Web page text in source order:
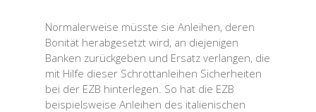
Normalerweise müsste sie Anleihen, deren
Bonität herabgesetzt wird, an diejenigen
Banken zurückgeben und Ersatz verlangen, die
mit Hilfe dieser Schrottanleihen Sicherheiten
bei der EZB hinterlegen. So hat die EZB
beispielsweise Anleihen des italienischen